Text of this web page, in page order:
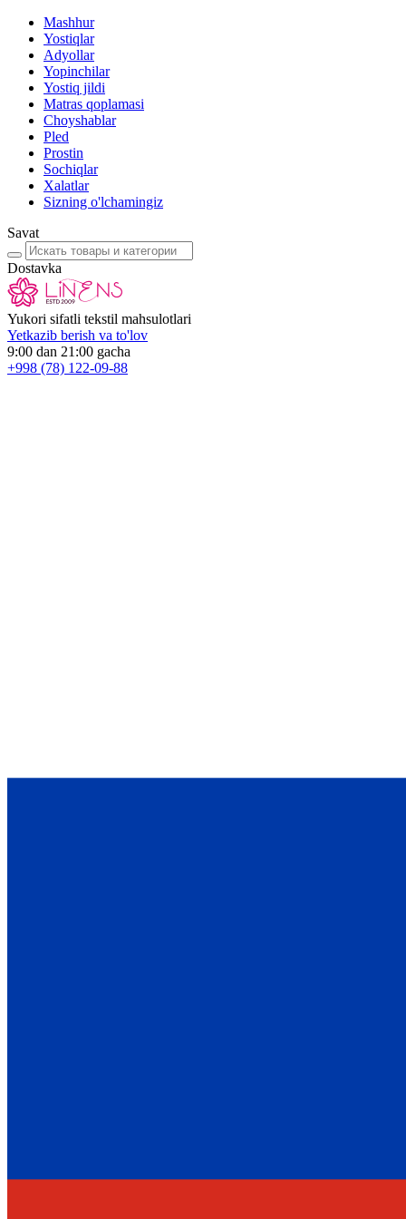
Mashhur
Yostiqlar
Adyollar
Yopinchilar
Yostiq jildi
Matras qoplamasi
Choyshablar
Pled
Prostin
Sochiqlar
Xalatlar
Sizning o'lchamingiz
Savat
Dostavka
Yukori sifatli tekstil mahsulotlari
Yetkazib berish va to'lov
9:00 dan 21:00 gacha
+998 (78) 122-09-88